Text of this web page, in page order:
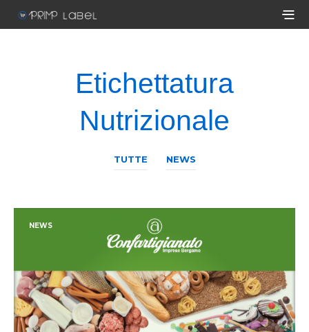
Etichettatura
Nutrizionale
TUTTE NEWS
NEWS